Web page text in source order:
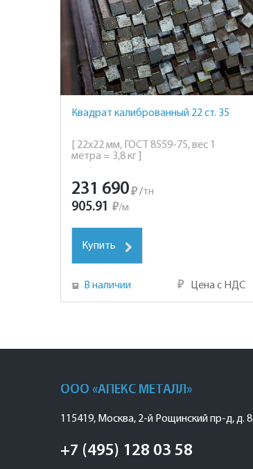
Квадрат калиброванный 22 ст. 35
[ 22х22 мм, ГОСТ 8559-75, вес 1
метра = 3,8 кг ]
231 690₽ /тн
905.91 ₽/м
Купить
В наличии ₽ Цена с НДС
ООО «АПЕКС МЕТАЛЛ»
115419, Москва, 2-й Рощинский пр-д, д. 8
+7 (495) 128 03 58